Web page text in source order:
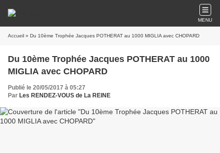
MENU
Accueil » Du 10ème Trophée Jacques POTHERAT au 1000 MIGLIA avec CHOPARD
Du 10ème Trophée Jacques POTHERAT au 1000
MIGLIA avec CHOPARD
Publié le 20/05/2017 à 05:27
Par Les RENDEZ-VOUS de La REINE